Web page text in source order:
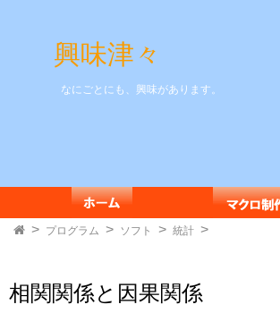
興味津々
なにごとにも、興味があります。
プログラム ソフト 統計
相関関係と因果関係